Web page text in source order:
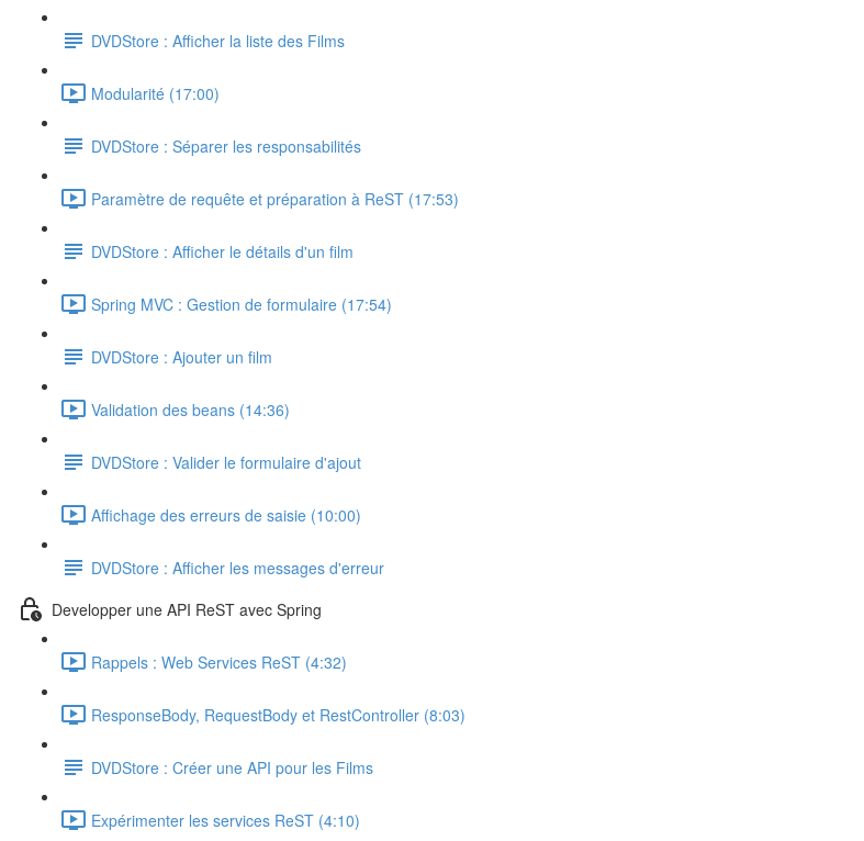
DVDStore : Afficher la liste des Films
Modularité (17:00)
DVDStore : Séparer les responsabilités
Paramètre de requête et préparation à ReST (17:53)
DVDStore : Afficher le détails d'un film
Spring MVC : Gestion de formulaire (17:54)
DVDStore : Ajouter un film
Validation des beans (14:36)
DVDStore : Valider le formulaire d'ajout
Affichage des erreurs de saisie (10:00)
DVDStore : Afficher les messages d'erreur
Developper une API ReST avec Spring
Rappels : Web Services ReST (4:32)
ResponseBody, RequestBody et RestController (8:03)
DVDStore : Créer une API pour les Films
Expérimenter les services ReST (4:10)